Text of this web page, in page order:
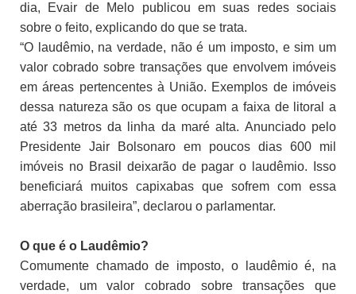
dia, Evair de Melo publicou em suas redes sociais
sobre o feito, explicando do que se trata.
“O laudêmio, na verdade, não é um imposto, e sim um
valor cobrado sobre transações que envolvem imóveis
em áreas pertencentes à União. Exemplos de imóveis
dessa natureza são os que ocupam a faixa de litoral a
até 33 metros da linha da maré alta. Anunciado pelo
Presidente Jair Bolsonaro em poucos dias 600 mil
imóveis no Brasil deixarão de pagar o laudêmio. Isso
beneficiará muitos capixabas que sofrem com essa
aberração brasileira”, declarou o parlamentar.
O que é o Laudêmio?
Comumente chamado de imposto, o laudêmio é, na
verdade, um valor cobrado sobre transações que